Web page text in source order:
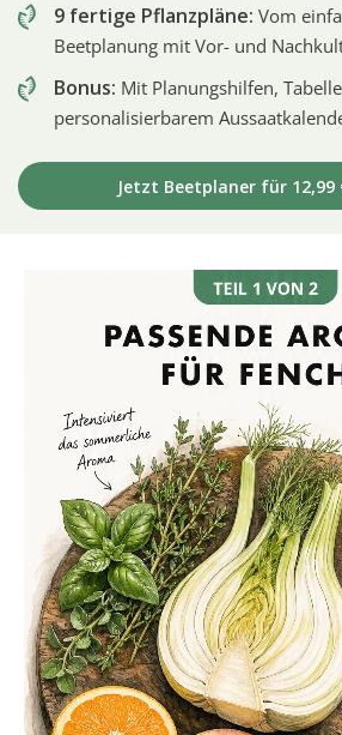
9 fertige Pflanzpläne: Vom
Beetplanung mit Vor- und
Bonus: Mit Planungshilfen,
personalisierbarem
Jetzt Beetplaner für 12,99